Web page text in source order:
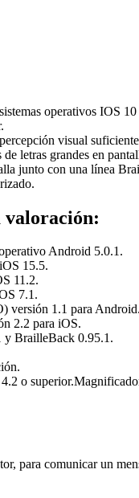
operativos IOS 10
visual
letras grandes en
junto con una línea
valoración:
Android 5.0.1.
15.5.
11.2.
7.1.
versión 1.1 para
2.2 para iOS.
y BrailleBack 0.95.1.
o
para comunicar un